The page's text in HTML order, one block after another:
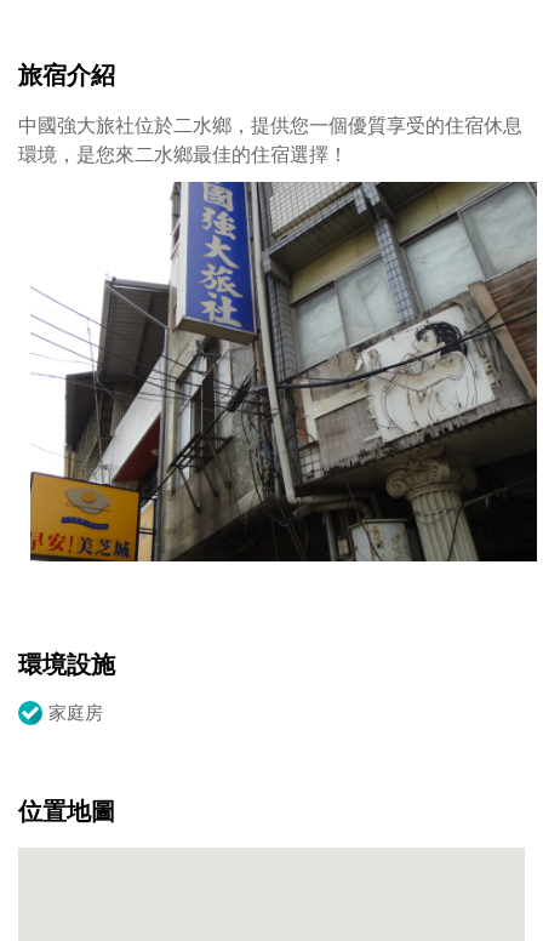
旅宿介紹
中國強大旅社位於二水鄉，提供您一個優質享受的住宿休息
環境，是您來二水鄉最佳的住宿選擇！
環境設施
家庭房
位置地圖